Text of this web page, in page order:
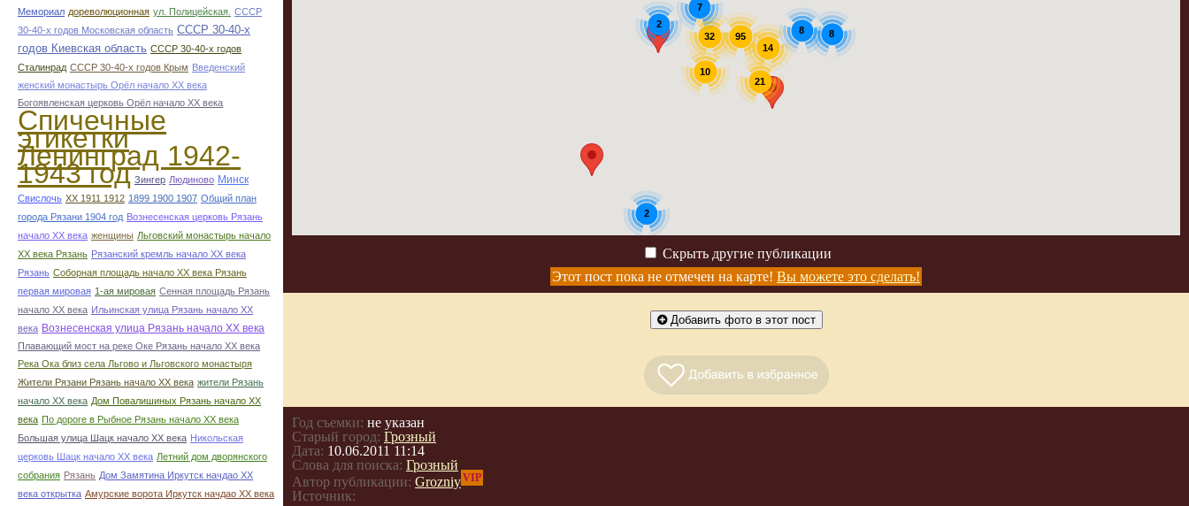
Мемориал дореволюционная ул. Полицейская. СССР
30-40-х годов Московская область СССР 30-40-х
годов Киевская область СССР 30-40-х годов
Сталинрад СССР 30-40-х годов Крым Введенский
женский монастырь Орёл начало ХХ века
Богоявленская церковь Орёл начало ХХ века
Спичечные
этикетки
Ленинград 1942-
1943 год Зингер Людиново Минск
Свислочь XX 1911 1912 1899 1900 1907 Общий план
города Рязани 1904 год Вознесенская церковь Рязань
начало ХХ века женщины Льговский монастырь начало
ХХ века Рязань Рязанский кремль начало ХХ века
Рязань Соборная площадь начало ХХ века Рязань
первая мировая 1-ая мировая Сенная площадь Рязань
начало ХХ века Ильинская улица Рязань начало ХХ
века Вознесенская улица Рязань начало ХХ века
Плавающий мост на реке Оке Рязань начало ХХ века
Река Ока близ села Льгово и Льговского монастыря
Жители Рязани Рязань начало ХХ века жители Рязань
начало ХХ века Дом Повалишиных Рязань начало ХХ
века По дороге в Рыбное Рязань начало ХХ века
Большая улица Шацк начало ХХ века Никольская
церковь Шацк начало ХХ века Летний дом дворянского
собрания Рязань Дом Замятина Иркутск начдао ХХ
века открытка Амурские ворота Иркутск начдао ХХ века
32 95
21
10
14
2
7
8
2
8
Скрыть другие публикации
Этот пост пока не отмечен на карте! Вы можете это сделать!
Добавить фото в этот пост
Год съемки: не указан
Старый город: Грозный
Дата: 10.06.2011 11:14
Слова для поиска: Грозный
Автор публикации: GrozniyVIP
Источник: